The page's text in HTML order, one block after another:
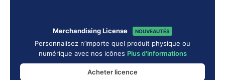
Merchandising License NOUVEAUTÉS
Personnalisez n’importe quel produit physique ou
numérique avec nos icônes Plus d'informations
Acheter licence